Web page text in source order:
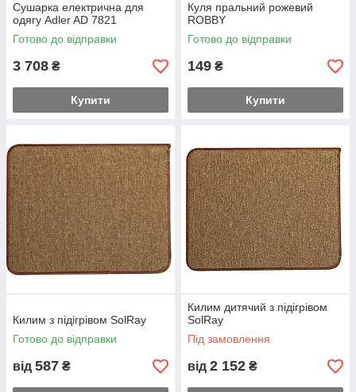
Сушарка електрична для
одягу Adler AD 7821
Готово до відправки
3 708 ₴
Купити
Куля пральний рожевий
ROBBY
Готово до відправки
149 ₴
Купити
Килим з підігрівом SolRay
Готово до відправки
від 587 ₴
Килим дитячий з підігрівом
SolRay
Під замовлення
від 2 152 ₴